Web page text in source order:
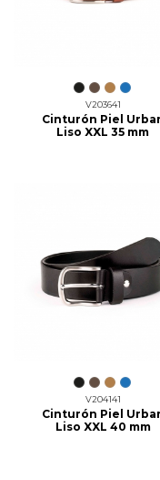
V203641
Cinturón Piel
Liso XXL 35 mm
V204141
Cinturón Piel
Liso XXL 40 mm